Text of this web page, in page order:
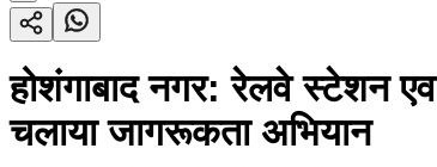
होशंगाबाद नगर: रेलवे स्टेशन
चलाया जागरूकता अभियान